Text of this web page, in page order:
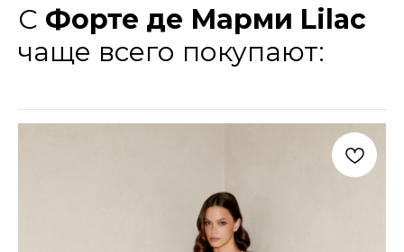
С Форте де Марми Lilac
чаще всего покупают: